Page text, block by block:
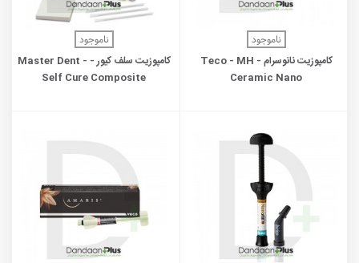
ناموجود
کامپوزیت نانوسرام - Teco - MH
Ceramic Nano
ناموجود
کامپوزیت سلف کیور - Master Dent -
Self Cure Composite